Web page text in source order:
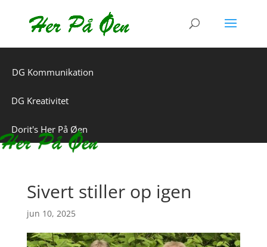
DG Kommunikation
DG Kreativitet
Dorit's Her På Øen
Sivert stiller op igen
jun 10, 2025